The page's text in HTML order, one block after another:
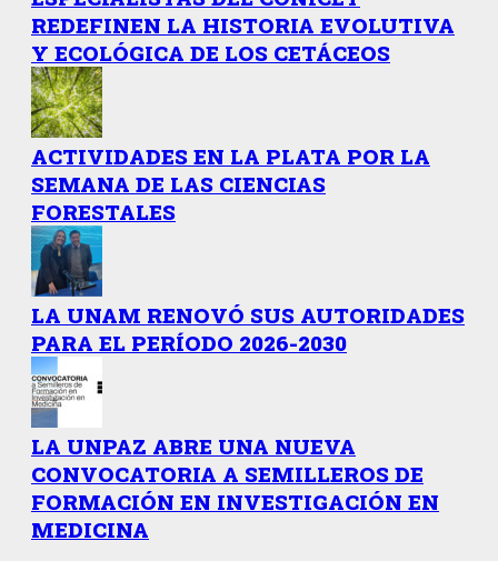
REDEFINEN LA HISTORIA EVOLUTIVA
Y ECOLÓGICA DE LOS CETÁCEOS
ACTIVIDADES EN LA PLATA POR LA
SEMANA DE LAS CIENCIAS
FORESTALES
LA UNAM RENOVÓ SUS AUTORIDADES
PARA EL PERÍODO 2026-2030
LA UNPAZ ABRE UNA NUEVA
CONVOCATORIA A SEMILLEROS DE
FORMACIÓN EN INVESTIGACIÓN EN
MEDICINA